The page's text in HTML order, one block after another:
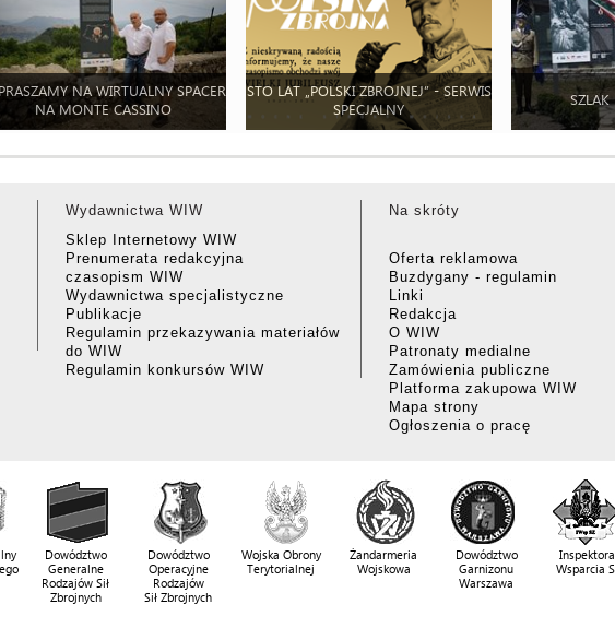
NA WIRTUALNY SPACER
NA MONTE CASSINO
STO LAT „POLSKI ZBROJNEJ” - SERWIS
SPECJALNY
SZLAK
Wydawnictwa WIW
Sklep Internetowy WIW
Prenumerata redakcyjna
czasopism WIW
Wydawnictwa specjalistyczne
Publikacje
Regulamin przekazywania materiałów
do WIW
Regulamin konkursów WIW
Na skróty
Oferta reklamowa
Buzdygany - regulamin
Linki
Redakcja
O WIW
Patronaty medialne
Zamówienia publiczne
Platforma zakupowa WIW
Mapa strony
Ogłoszenia o pracę
Dowództwo
Generalne
Rodzajów Sił
Zbrojnych
Dowództwo
Operacyjne
Rodzajów
Sił Zbrojnych
Wojska Obrony
Terytorialnej
Żandarmeria
Wojskowa
Dowództwo
Garnizonu
Warszawa
Wsparcia